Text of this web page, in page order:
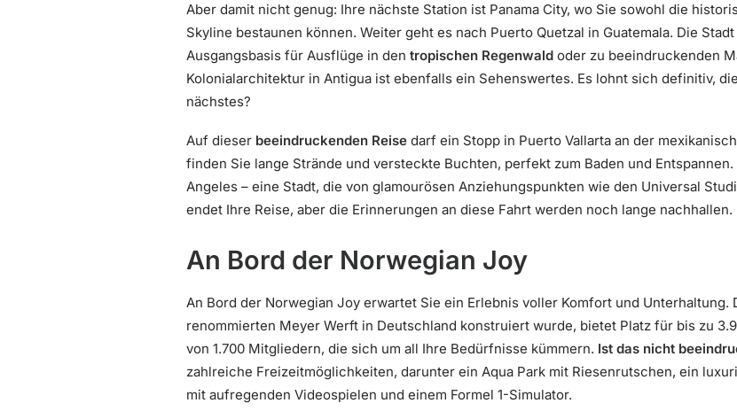
Aber damit nicht genug: Ihre nächste Station ist Panama City, wo Sie sowohl die
Skyline bestaunen können. Weiter geht es nach Puerto Quetzal in Guatemala. Die
Ausgangsbasis für Ausflüge in den tropischen Regenwald oder zu beeindruckenden
Kolonialarchitektur in Antigua ist ebenfalls ein Sehenswertes. Es lohnt sich definitiv,
nächstes?
Auf dieser beeindruckenden Reise darf ein Stopp in Puerto Vallarta an der
finden Sie lange Strände und versteckte Buchten, perfekt zum Baden und
Angeles – eine Stadt, die von glamourösen Anziehungspunkten wie den Universal
endet Ihre Reise, aber die Erinnerungen an diese Fahrt werden noch lange nachhallen.
An Bord der Norwegian Joy
An Bord der Norwegian Joy erwartet Sie ein Erlebnis voller Komfort und Unterhaltung.
renommierten Meyer Werft in Deutschland konstruiert wurde, bietet Platz für bis zu
von 1.700 Mitgliedern, die sich um all Ihre Bedürfnisse kümmern. Ist das nicht
zahlreiche Freizeitmöglichkeiten, darunter ein Aqua Park mit Riesenrutschen, ein
mit aufregenden Videospielen und einem Formel 1-Simulator.